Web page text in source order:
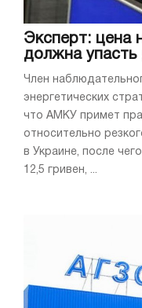
Эксперт: цена
должна упасть
Член
энергетических
что АМКУ примет
относительно
в Украине, после
12,5 гривен, ...